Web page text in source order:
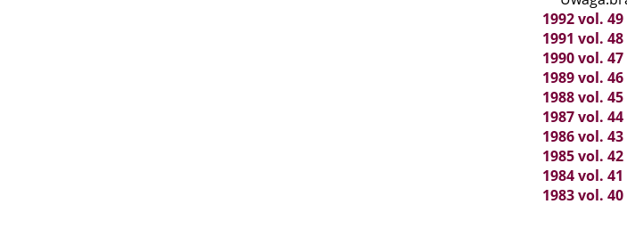
1992 vol. 49
1991 vol. 48
1990 vol. 47
1989 vol. 46
1988 vol. 45
1987 vol. 44
1986 vol. 43
1985 vol. 42
1984 vol. 41
1983 vol. 40